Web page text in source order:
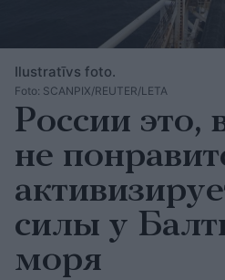
Ilustratīvs foto.
Foto: SCANPIX/REUTER/LETA
России это,
не
силы у
моря